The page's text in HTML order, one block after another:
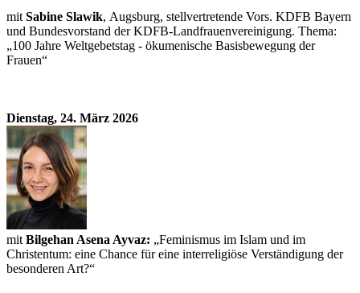
mit Sabine Slawik, Augsburg, stellvertretende Vors. KDFB Bayern
und Bundesvorstand der KDFB-Landfrauenvereinigung. Thema:
„100 Jahre Weltgebetstag - ökumenische Basisbewegung der
Frauen“
Dienstag, 24. März 2026
mit Bilgehan Asena Ayvaz: „Feminismus im Islam und im
Christentum: eine Chance für eine interreligiöse Verständigung der
besonderen Art?“